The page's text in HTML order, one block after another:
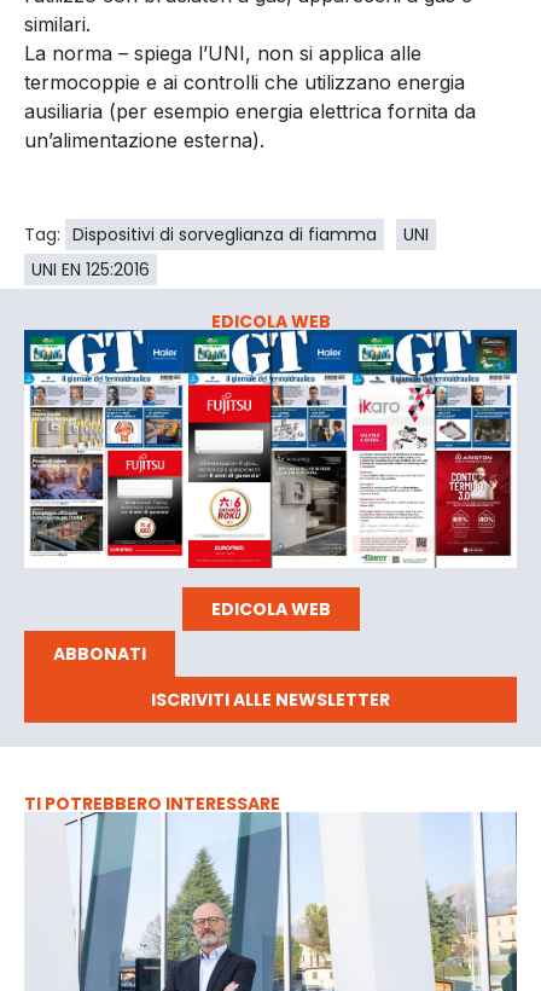
similari.
La norma – spiega l’UNI, non si applica alle
termocoppie e ai controlli che utilizzano energia
ausiliaria (per esempio energia elettrica fornita da
un’alimentazione esterna).
Tag: Dispositivi di sorveglianza di fiamma
UNI
UNI EN 125:2016
EDICOLA WEB
EDICOLA WEB
ABBONATI
ISCRIVITI ALLE NEWSLETTER
TI POTREBBERO INTERESSARE